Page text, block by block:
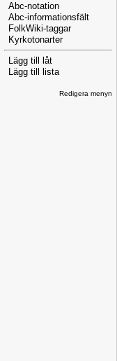
Abc-notation
Abc-informationsfält
FolkWiki-taggar
Kyrkotonarter
Lägg till låt
Lägg till lista
Redigera menyn